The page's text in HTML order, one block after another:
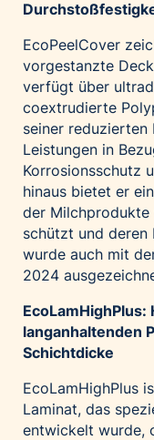
EcoPeelCover
vorgestanzte
verfügt über
coextrudierte
seiner
Leistungen in
Korrosionsschutz
hinaus bietet er
der
schützt und deren
wurde auch mit
2024
langanhaltenden
Schichtdicke
EcoLamHighPlus
Laminat, das
entwickelt wurde,